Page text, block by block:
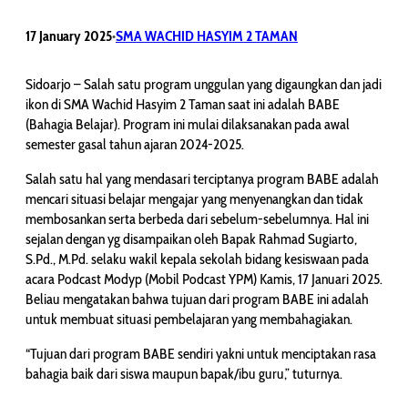
17 January 2025•SMA WACHID HASYIM 2 TAMAN
Sidoarjo – Salah satu program unggulan yang digaungkan dan jadi
ikon di SMA Wachid Hasyim 2 Taman saat ini adalah BABE
(Bahagia Belajar). Program ini mulai dilaksanakan pada awal
semester gasal tahun ajaran 2024-2025.
Salah satu hal yang mendasari terciptanya program BABE adalah
mencari situasi belajar mengajar yang menyenangkan dan tidak
membosankan serta berbeda dari sebelum-sebelumnya. Hal ini
sejalan dengan yg disampaikan oleh Bapak Rahmad Sugiarto,
S.Pd., M.Pd. selaku wakil kepala sekolah bidang kesiswaan pada
acara Podcast Modyp (Mobil Podcast YPM) Kamis, 17 Januari 2025.
Beliau mengatakan bahwa tujuan dari program BABE ini adalah
untuk membuat situasi pembelajaran yang membahagiakan.
“Tujuan dari program BABE sendiri yakni untuk menciptakan rasa
bahagia baik dari siswa maupun bapak/ibu guru,” tuturnya.